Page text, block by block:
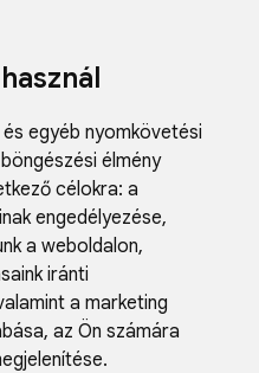
egyéb nyomkövetési
élmény
célokra: a
engedélyezése,
a weboldalon,
iránti
a marketing
, az Ön számára
.